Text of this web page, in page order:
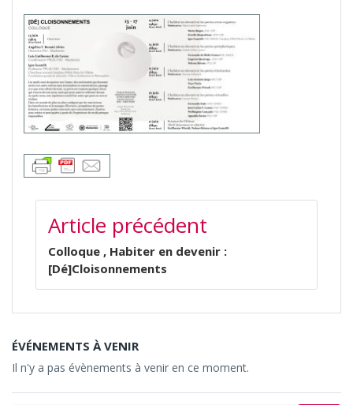
NAVIGATION
DE
L’ARTICLE
Article précédent
Colloque , Habiter en devenir :
[Dé]Cloisonnements
ÉVÉNEMENTS À VENIR
Il n'y a pas évènements à venir en ce moment.